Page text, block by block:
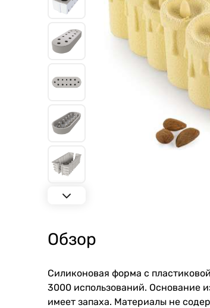
Обзор
Силиконовая форма с
3000 использований. Основание
имеет запаха. Материалы не